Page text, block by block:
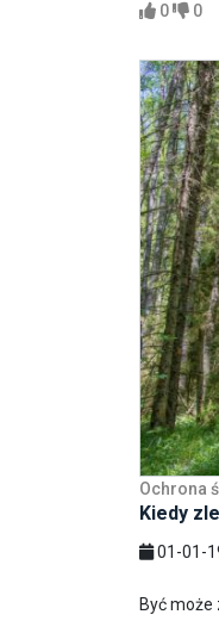
0
0
Ochrona
Kiedy
01-01-
Być może